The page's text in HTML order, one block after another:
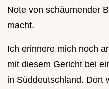
Note von schäumender
macht.
Ich erinnere mich noch
mit diesem Gericht bei
in Süddeutschland. Dort